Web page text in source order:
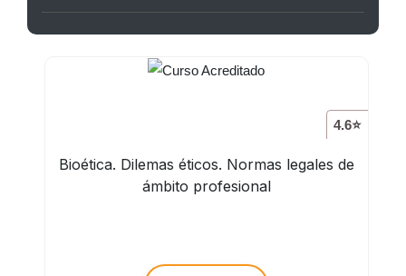
4.6⭐
Bioética. Dilemas éticos. Normas legales de
ámbito profesional